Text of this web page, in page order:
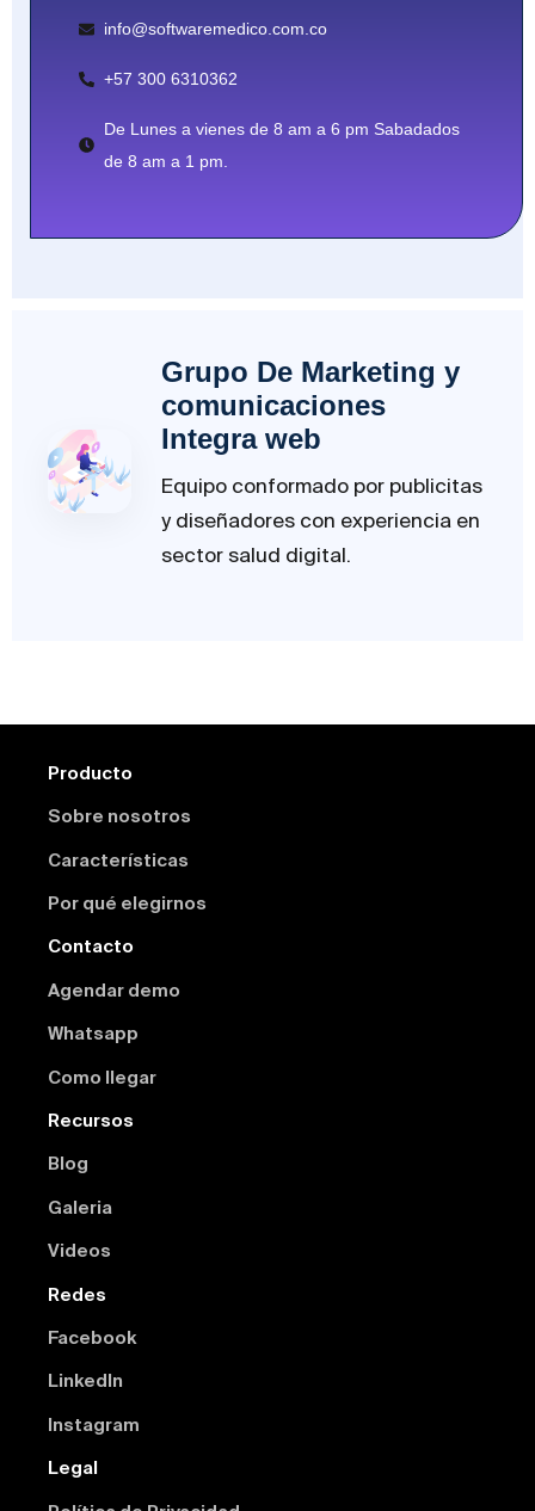
info@softwaremedico.com.co
+57 300 6310362
De Lunes a vienes de 8 am a 6 pm Sabadados
de 8 am a 1 pm.
Grupo De Marketing y
comunicaciones
Integra web
Equipo conformado por publicitas
y diseñadores con experiencia en
sector salud digital.
Producto
Sobre nosotros
Características
Por qué elegirnos
Contacto
Agendar demo
Whatsapp
Como llegar
Recursos
Blog
Galeria
Videos
Redes
Facebook
Linkedln
Instagram
Legal